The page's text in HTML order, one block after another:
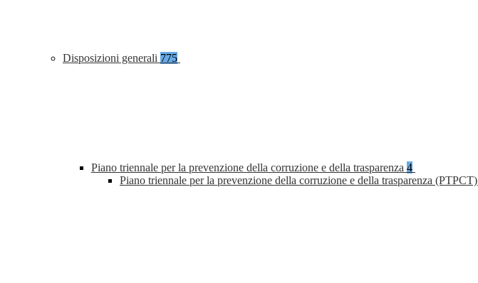
Disposizioni generali 775
Piano triennale per la prevenzione della corruzione e della trasparenza 4
Piano triennale per la prevenzione della corruzione e della trasparenza (PTPCT)